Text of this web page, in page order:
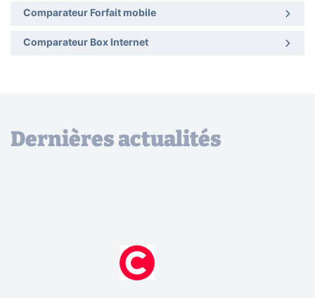
Comparateur Forfait mobile
Comparateur Box Internet
Dernières actualités